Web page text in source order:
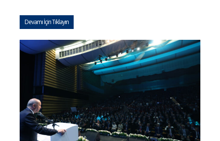
Devamı İçin Tıklayın